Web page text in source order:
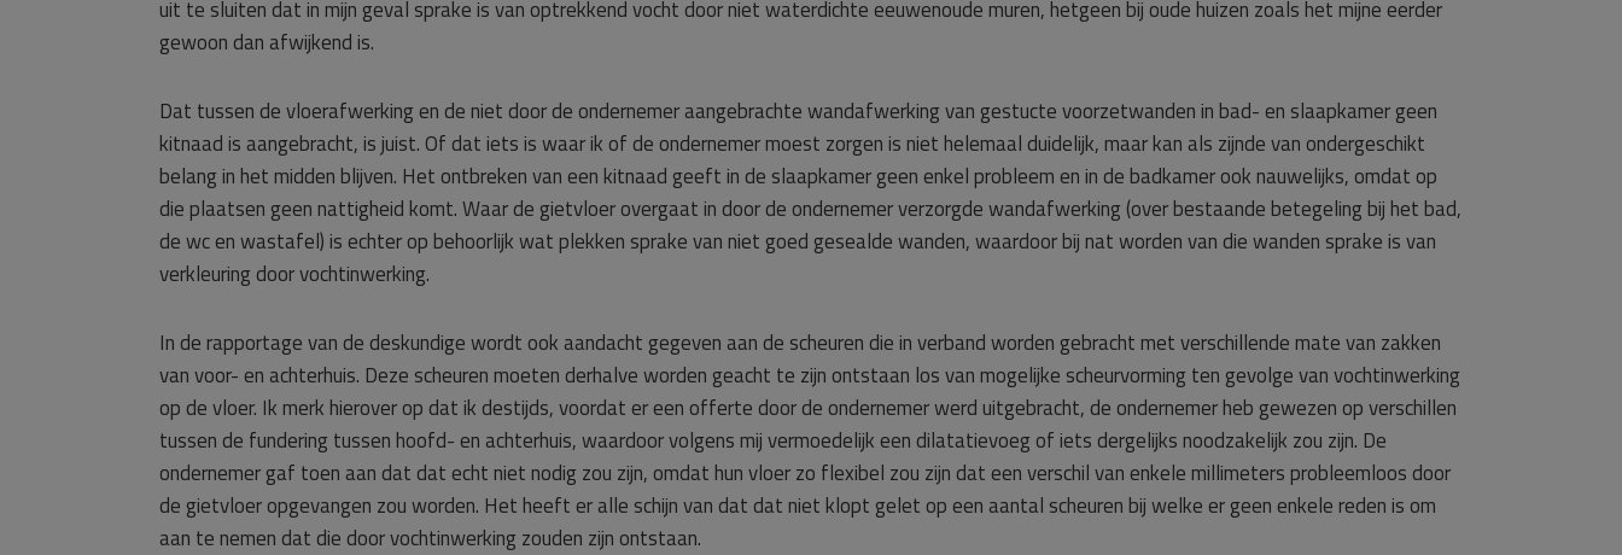
uit te sluiten dat in mijn geval sprake is van optrekkend vocht door niet waterdichte eeuwenoude muren, hetgeen bij oude huizen zoals het mijne eerder
gewoon dan afwijkend is.
Dat tussen de vloerafwerking en de niet door de ondernemer aangebrachte wandafwerking van gestucte voorzetwanden in bad- en slaapkamer geen
kitnaad is aangebracht, is juist. Of dat iets is waar ik of de ondernemer moest zorgen is niet helemaal duidelijk, maar kan als zijnde van ondergeschikt
belang in het midden blijven. Het ontbreken van een kitnaad geeft in de slaapkamer geen enkel probleem en in de badkamer ook nauwelijks, omdat op
die plaatsen geen nattigheid komt. Waar de gietvloer overgaat in door de ondernemer verzorgde wandafwerking (over bestaande betegeling bij het bad,
de wc en wastafel) is echter op behoorlijk wat plekken sprake van niet goed gesealde wanden, waardoor bij nat worden van die wanden sprake is van
verkleuring door vochtinwerking.
In de rapportage van de deskundige wordt ook aandacht gegeven aan de scheuren die in verband worden gebracht met verschillende mate van zakken
van voor- en achterhuis. Deze scheuren moeten derhalve worden geacht te zijn ontstaan los van mogelijke scheurvorming ten gevolge van vochtinwerking
op de vloer. Ik merk hierover op dat ik destijds, voordat er een offerte door de ondernemer werd uitgebracht, de ondernemer heb gewezen op verschillen
tussen de fundering tussen hoofd- en achterhuis, waardoor volgens mij vermoedelijk een dilatatievoeg of iets dergelijks noodzakelijk zou zijn. De
ondernemer gaf toen aan dat dat echt niet nodig zou zijn, omdat hun vloer zo flexibel zou zijn dat een verschil van enkele millimeters probleemloos door
de gietvloer opgevangen zou worden. Het heeft er alle schijn van dat dat niet klopt gelet op een aantal scheuren bij welke er geen enkele reden is om
aan te nemen dat die door vochtinwerking zouden zijn ontstaan.